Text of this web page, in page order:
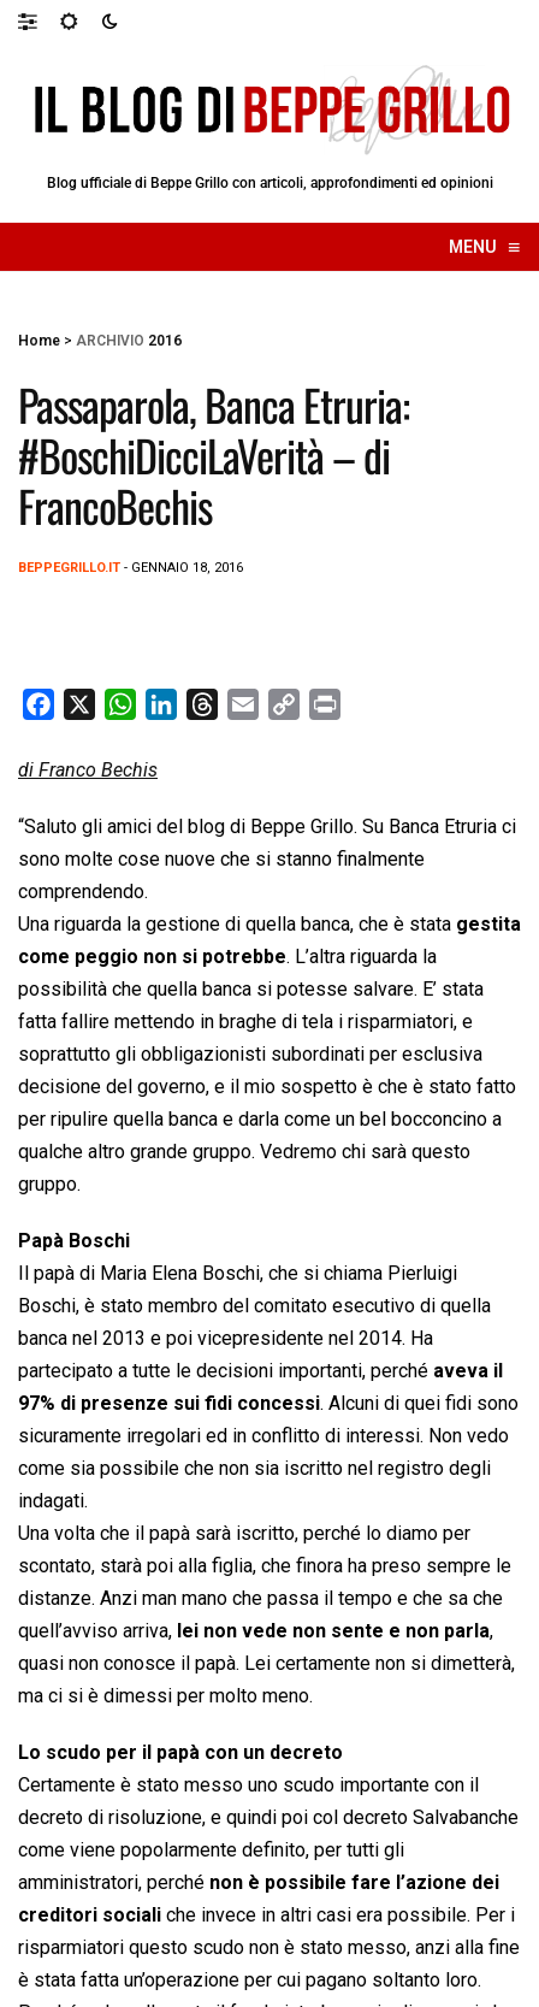
Blog ufficiale di Beppe Grillo con articoli, approfondimenti ed opinioni
MENU ≡
☰
Home > ARCHIVIO 2016
Passaparola, Banca Etruria:
#BoschiDicciLaVerità – di
FrancoBechis
BEPPEGRILLO.IT - GENNAIO 18, 2016
c
b
o
o
k
W
a
s
A
p
p
e
d
n
a
d
l
L
i
k
t
di Franco Bechis
“Saluto gli amici del blog di Beppe Grillo. Su Banca Etruria ci
sono molte cose nuove che si stanno finalmente
comprendendo.
Una riguarda la gestione di quella banca, che è stata gestita
come peggio non si potrebbe. L’altra riguarda la
possibilità che quella banca si potesse salvare. E’ stata
fatta fallire mettendo in braghe di tela i risparmiatori, e
soprattutto gli obbligazionisti subordinati per esclusiva
decisione del governo, e il mio sospetto è che è stato fatto
per ripulire quella banca e darla come un bel bocconcino a
qualche altro grande gruppo. Vedremo chi sarà questo
gruppo.
Papà Boschi
Il papà di Maria Elena Boschi, che si chiama Pierluigi
Boschi, è stato membro del comitato esecutivo di quella
banca nel 2013 e poi vicepresidente nel 2014. Ha
partecipato a tutte le decisioni importanti, perché aveva il
97% di presenze sui fidi concessi. Alcuni di quei fidi sono
sicuramente irregolari ed in conflitto di interessi. Non vedo
come sia possibile che non sia iscritto nel registro degli
indagati.
Una volta che il papà sarà iscritto, perché lo diamo per
scontato, starà poi alla figlia, che finora ha preso sempre le
distanze. Anzi man mano che passa il tempo e che sa che
quell’avviso arriva, lei non vede non sente e non parla,
quasi non conosce il papà. Lei certamente non si dimetterà,
ma ci si è dimessi per molto meno.
Lo scudo per il papà con un decreto
Certamente è stato messo uno scudo importante con il
decreto di risoluzione, e quindi poi col decreto Salvabanche
come viene popolarmente definito, per tutti gli
amministratori, perché non è possibile fare l’azione dei
creditori sociali che invece in altri casi era possibile. Per i
risparmiatori questo scudo non è stato messo, anzi alla fine
è stata fatta un’operazione per cui pagano soltanto loro.